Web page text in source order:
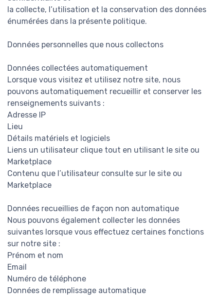
la collecte, l’utilisation et la conservation des données
énumérées dans la présente politique.
Données personnelles que nous collectons
Données collectées automatiquement
Lorsque vous visitez et utilisez notre site, nous
pouvons automatiquement recueillir et conserver les
renseignements suivants :
Adresse IP
Lieu
Détails matériels et logiciels
Liens un utilisateur clique tout en utilisant le site ou
Marketplace
Contenu que l’utilisateur consulte sur le site ou
Marketplace
Données recueillies de façon non automatique
Nous pouvons également collecter les données
suivantes lorsque vous effectuez certaines fonctions
sur notre site :
Prénom et nom
Email
Numéro de téléphone
Données de remplissage automatique